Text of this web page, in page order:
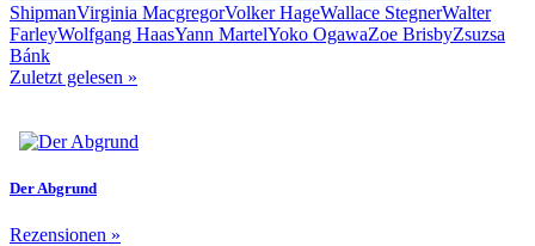
ShipmanVirginia MacgregorVolker HageWallace StegnerWalter
FarleyWolfgang HaasYann MartelYoko OgawaZoe BrisbyZsuzsa
Bánk
Zuletzt gelesen »
Der Abgrund
Rezensionen »